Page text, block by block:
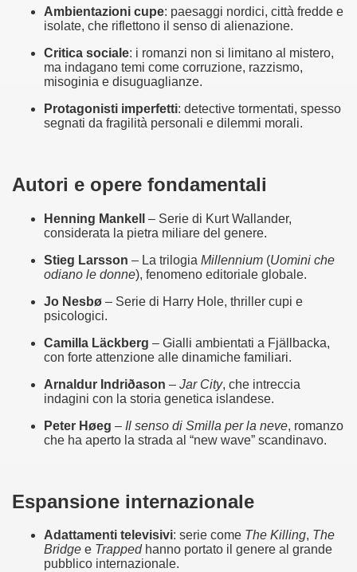
Ambientazioni cupe: paesaggi nordici, città fredde e
isolate, che riflettono il senso di alienazione.
Critica sociale: i romanzi non si limitano al mistero,
ma indagano temi come corruzione, razzismo,
misoginia e disuguaglianze.
Protagonisti imperfetti: detective tormentati, spesso
segnati da fragilità personali e dilemmi morali.
Autori e opere fondamentali
Henning Mankell
– Serie di Kurt Wallander,
considerata la pietra miliare del genere.
Stieg Larsson – La trilogia Millennium (Uomini che
odiano le donne), fenomeno editoriale globale.
Jo Nesbø – Serie di Harry Hole, thriller cupi e
psicologici.
Camilla Läckberg – Gialli ambientati a Fjällbacka,
con forte attenzione alle dinamiche familiari.
Arnaldur Indriðason – Jar City, che intreccia
indagini con la storia genetica islandese.
Peter Høeg – Il senso di Smilla per la neve, romanzo
che ha aperto la strada al “new wave” scandinavo.
Espansione internazionale
Adattamenti televisivi: serie come The Killing, The
Bridge e Trapped hanno portato il genere al grande
pubblico internazionale.
e nel sogno di dominio della camorra.
nella cultura contemporanea.
Dark Secret – Rhapsody of Fire.
Se Ti Piacciono nel mese di Luglio 2013.
e suspense a cui fa da sfondo il retroscena della
e suspense a cui fa da sfondo il retroscena della
Se Ti Piacciono nel mese di Settembre 2013.
Scorsese
David Lynch
classico